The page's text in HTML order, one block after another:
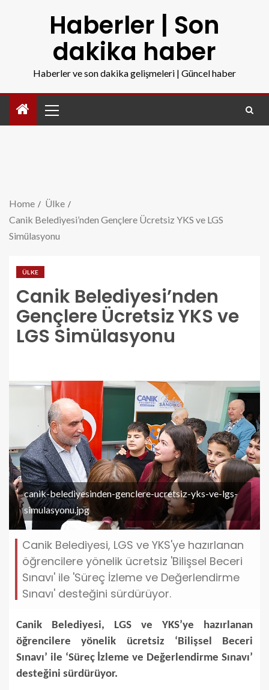
Haberler | Son
dakika haber
Haberler ve son dakika gelişmeleri | Güncel haber
Home
Ülke
Canik Belediyesi’nden Gençlere Ücretsiz YKS ve LGS
Simülasyonu
ÜLKE
Canik Belediyesi’nden
Gençlere Ücretsiz YKS ve
LGS Simülasyonu
canik-belediyesinden-genclere-ucretsiz-yks-ve-lgs-
simulasyonu.jpg
Canik Belediyesi, LGS ve YKS'ye hazırlanan
öğrencilere yönelik ücretsiz 'Bilişsel Beceri
Sınavı' ile 'Süreç İzleme ve Değerlendirme
Sınavı' desteğini sürdürüyor.
Canik Belediyesi, LGS ve YKS’ye hazırlanan
öğrencilere yönelik ücretsiz ‘Bilişsel Beceri
Sınavı’ ile ‘Süreç İzleme ve Değerlendirme Sınavı’
desteğini sürdürüyor.